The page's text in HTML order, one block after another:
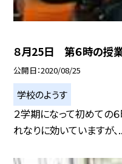
８月25日 第６時の授
公開日 2020/08/25
学校のようす
２学期になって初めての
れなりに効いていますが、